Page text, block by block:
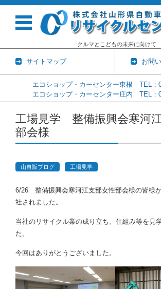
クルマとこどもの未来に向けて
サイトマップ お問
エコショップ・カーセンター東根 TEL：
エコショップ・カーセンター庄内 TEL：
コンテンツに移動
工場見学 整備振興会寒河
部会様
山自販ブログ 工場見学
6/26 整備振興会寒河江支部女性部会様の皆様
社されました。
当社のリサイクル業の成り立ち、仕組み等を見
た。
今回はありがとうございました。